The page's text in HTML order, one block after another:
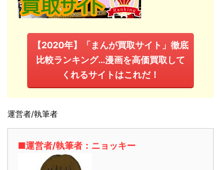
【2020年】「まんが買取サイト」徹底
比較ランキング…漫画を高価買取して
くれるサイトはこれだ！
運営者/執筆者
■運営者/執筆者：ニョッキー